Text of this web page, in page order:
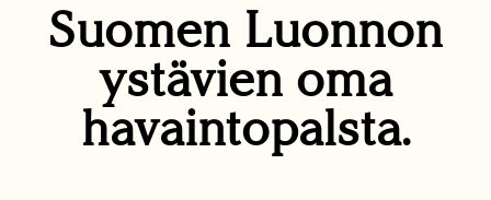
Suomen Luonnon
ystävien oma
havaintopalsta.